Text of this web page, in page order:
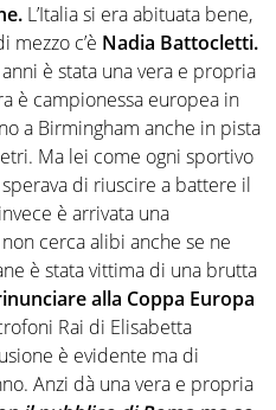
L’Italia si era abituata bene,
mezzo c’è Nadia Battocletti.
è stata una vera e propria
è campionessa europea in
a Birmingham anche in pista
Ma lei come ogni sportivo
di riuscire a battere il
è arrivata una
cerca alibi anche se ne
è stata vittima di una brutta
alla Coppa Europa
Rai di Elisabetta
è evidente ma di
Anzi dà una vera e propria